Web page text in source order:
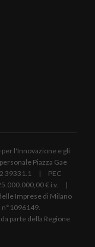
l'Innovazione e gli
Piazza Gae
39331.1 | PEC
€ i.v. |
Imprese di Milano
parte della Regione